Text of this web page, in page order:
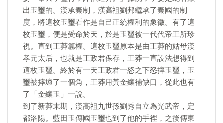
出玉璽的。漢承秦制，漢高祖劉邦繼承了秦國的制
度，將這枚玉璽看作是自己正統權利的象徵。有了這
枚玉璽，便是受命於天，於是玉璽被一代代帝王所珍
視。直到王莽篡權。這枚玉璽原本是由王莽的姑母漢
孝元太后，也就是王政君保存，王莽一直設法想得到
這枚玉璽。終於有一天王政君一怒之下怒摔玉璽，玉
璽被摔壞了一個角，王莽用黃金鑲補缺口，從此也有
了「金鑲玉」一說。
到了新莽末期，漢高祖九世孫劉秀自立為光武帝，定
都洛陽。藍田玉傳國玉璽也到了他的手裡，之後傳東